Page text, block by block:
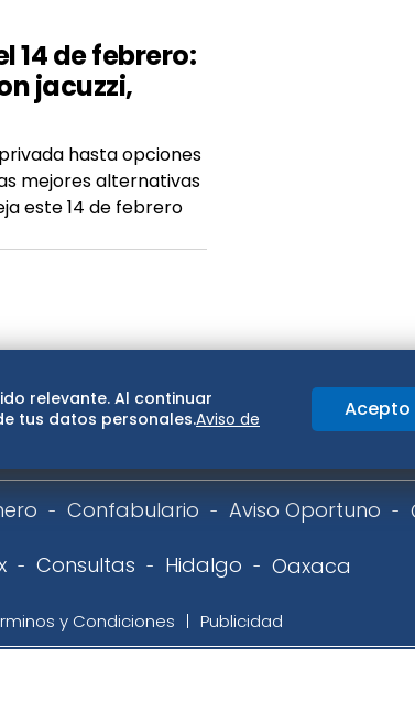
14 de febrero:
jacuzzi,
hasta opciones
mejores alternativas
este 14 de febrero
Confabulario Aviso Oportuno
Consultas Hidalgo Oaxaca
y Condiciones Publicidad
relevante. Al continuar
tus datos personales.Aviso de
Acepto